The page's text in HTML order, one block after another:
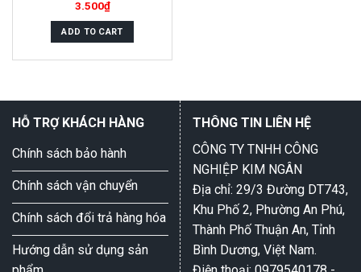
out
of
5
3.500₫
ADD TO CART
HỖ TRỢ KHÁCH HÀNG
Chính sách bảo hành
Chính sách vận chuyển
Chính sách đổi trả hàng hóa
Hướng dẫn sử dụng sản
THÔNG TIN LIÊN HỆ
CÔNG TY TNHH CÔNG
NGHIỆP KIM NGÂN
Địa chỉ: 29/3 Đường DT743,
Khu Phố 2, Phường An Phú,
Thành Phố Thuận An, Tỉnh
Bình Dương, Việt Nam.